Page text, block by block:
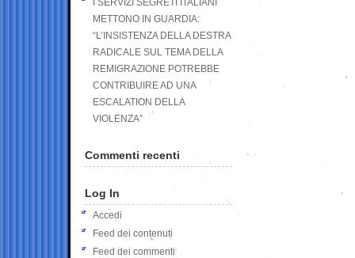
I SERVIZI SEGRETI ITALIANI
METTONO IN GUARDIA:
“L’INSISTENZA DELLA DESTRA
RADICALE SUL TEMA DELLA
REMIGRAZIONE POTREBBE
CONTRIBUIRE AD UNA
ESCALATION DELLA
VIOLENZA”
Commenti recenti
Log In
Accedi
Feed dei contenuti
Feed dei commenti